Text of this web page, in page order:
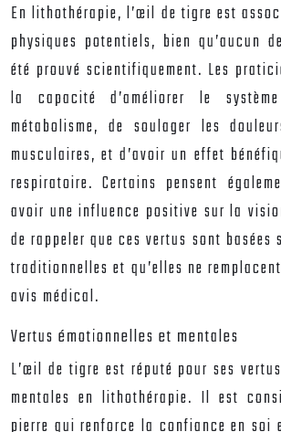
En lithothérapie, l’œil de tigre est
physiques potentiels, bien qu’aucun
été prouvé scientifiquement. Les
la capacité d’améliorer le
métabolisme, de soulager les
musculaires, et d’avoir un effet
respiratoire. Certains pensent
avoir une influence positive sur la
de rappeler que ces vertus sont basées
traditionnelles et qu’elles ne
avis médical.
Vertus émotionnelles et mentales
L’œil de tigre est réputé pour ses
mentales en lithothérapie. Il est